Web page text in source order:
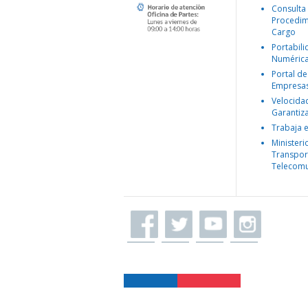
Consulta
Cargo
Portal
Trabaja